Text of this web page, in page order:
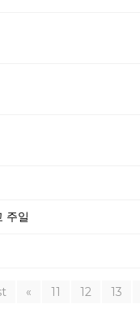
주일
« 11 12 13